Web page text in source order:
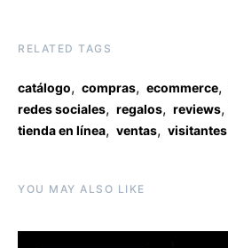
RELATED TAGS
catálogo, compras, ecommerce,
redes sociales, regalos, reviews,
tienda en línea, ventas, visitantes
YOU MAY ALSO LIKE